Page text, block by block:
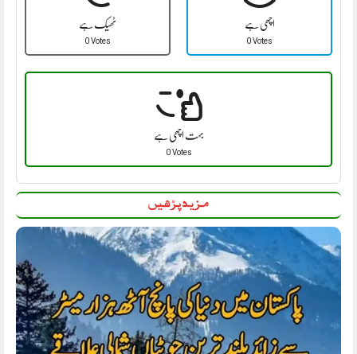
ٹھیک ہے
0 Votes
اچھی ہے
0 Votes
بہت اچھی ہے
0 Votes
مزید پڑھیں